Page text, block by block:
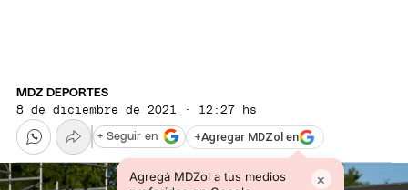
MDZ DEPORTES
8 de diciembre de 2021 · 12:27 hs
+Agregar MDZol en
Agregá MDZol a tus medios
×
+ Seguir en